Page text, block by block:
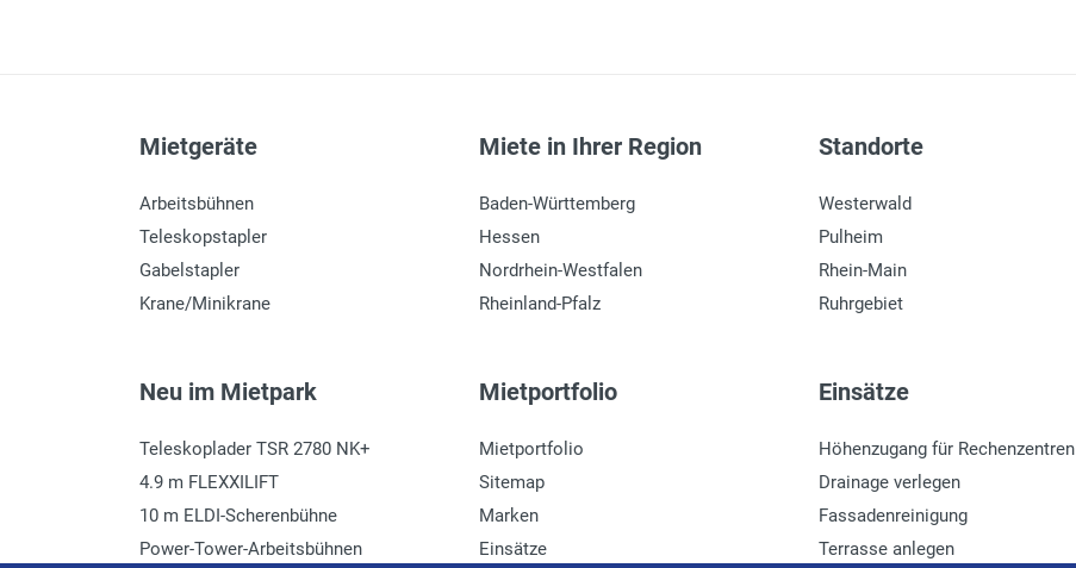
Mietgeräte
Arbeitsbühnen
Teleskopstapler
Gabelstapler
Krane/Minikrane
Miete in Ihrer Region
Baden-Württemberg
Hessen
Nordrhein-Westfalen
Rheinland-Pfalz
Standorte
Westerwald
Pulheim
Rhein-Main
Ruhrgebiet
Neu im Mietpark
Teleskoplader TSR 2780 NK+
4.9 m FLEXXILIFT
10 m ELDI-Scherenbühne
Power-Tower-Arbeitsbühnen
Mietportfolio
Mietportfolio
Sitemap
Marken
Einsätze
Einsätze
Höhenzugang für Rechenzentren
Drainage verlegen
Fassadenreinigung
Terrasse anlegen